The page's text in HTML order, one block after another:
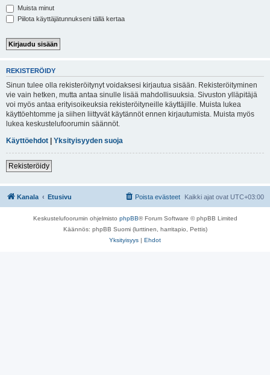
Muista minut
Piilota käyttäjätunnukseni tällä kertaa
REKISTERÖIDY
Sinun tulee olla rekisteröitynyt voidaksesi kirjautua sisään. Rekisteröityminen
vie vain hetken, mutta antaa sinulle lisää mahdollisuuksia. Sivuston ylläpitäjä
voi myös antaa erityisoikeuksia rekisteröityneille käyttäjille. Muista lukea
käyttöehtomme ja siihen liittyvät käytännöt ennen kirjautumista. Muista myös
lukea keskustelufoorumin säännöt.
Käyttöehdot | Yksityisyyden suoja
Rekisteröidy
Kanala Etusivu Kaikki ajat ovat UTC+03:00
Poista evästeet
Keskustelufoorumin ohjelmisto phpBB® Forum Software © phpBB Limited
Käännös: phpBB Suomi (lurttinen, harritapio, Pettis)
Yksityisyys | Ehdot